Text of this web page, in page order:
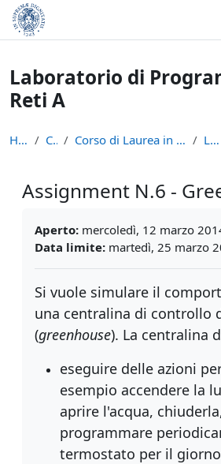
Vai al contenuto principale
Laboratorio di
Reti A
Home Corsi Corso di Laurea in Informatica (L-31) LPR - A
Assignment N.6 -
Aperto: mercoledì, 12 marzo
Data limite: martedì, 25 marzo
Si vuole simulare il
una centralina di controllo
(greenhouse). La centralina
eseguire delle azioni
esempio accendere la
aprire l'acqua,
programmare
termostato per il